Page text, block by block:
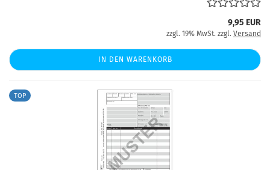
9,95 EUR
zzgl. 19% MwSt. zzgl. Versand
IN DEN WARENKORB
TOP